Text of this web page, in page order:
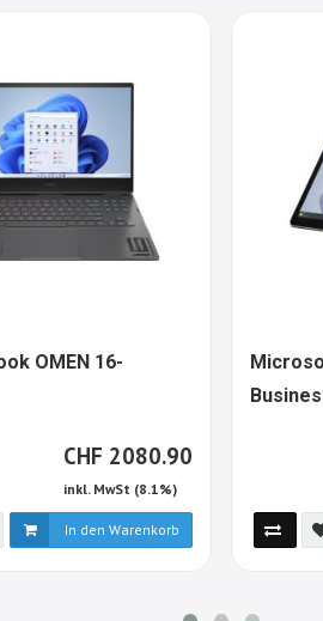
OMEN 16-
CHF CHF
2080.90
inkl. MwSt (8.1%)
In den Warenkorb